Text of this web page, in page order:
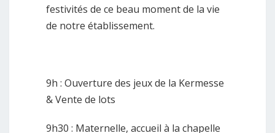
festivités de ce beau moment de la vie
de notre établissement.
9h : Ouverture des jeux de la Kermesse
& Vente de lots
9h30 : Maternelle, accueil à la chapelle